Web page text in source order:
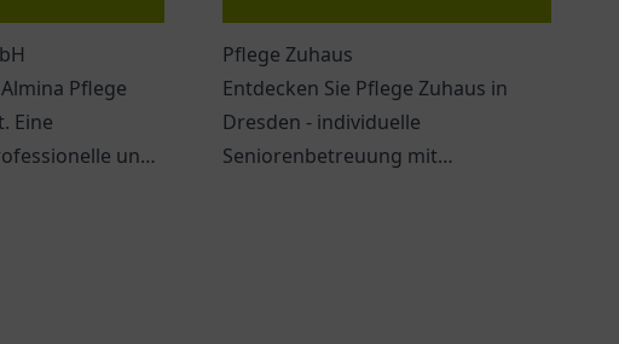
Pflege
Eine
und
Pflege Zuhaus
Entdecken Sie Pflege Zuhaus in
Dresden - individuelle
Seniorenbetreuung mit